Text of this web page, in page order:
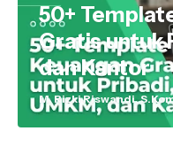
50+
Gratis untuk
dan Kantor
M. Rizki Riswandi,